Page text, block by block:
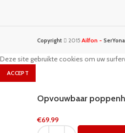
Copyright 2015 Ailfon - SerYona
Deze site gebruikte cookies om uw
ACCEPT
Opvouwbaar
€69.99